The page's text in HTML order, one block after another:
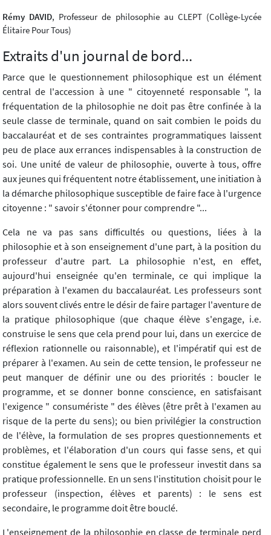
Rémy DAVID, Professeur de philosophie au CLEPT (Collège-Lycée
Élitaire Pour Tous)
Extraits d'un journal de bord...
Parce que le questionnement philosophique est un élément
central de l'accession à une " citoyenneté responsable ", la
fréquentation de la philosophie ne doit pas être confinée à la
seule classe de terminale, quand on sait combien le poids du
baccalauréat et de ses contraintes programmatiques laissent
peu de place aux errances indispensables à la construction de
soi. Une unité de valeur de philosophie, ouverte à tous, offre
aux jeunes qui fréquentent notre établissement, une initiation à
la démarche philosophique susceptible de faire face à l'urgence
citoyenne : " savoir s'étonner pour comprendre "...
Cela ne va pas sans difficultés ou questions, liées à la
philosophie et à son enseignement d'une part, à la position du
professeur d'autre part. La philosophie n'est, en effet,
aujourd'hui enseignée qu'en terminale, ce qui implique la
préparation à l'examen du baccalauréat. Les professeurs sont
alors souvent clivés entre le désir de faire partager l'aventure de
la pratique philosophique (que chaque élève s'engage, i.e.
construise le sens que cela prend pour lui, dans un exercice de
réflexion rationnelle ou raisonnable), et l'impératif qui est de
préparer à l'examen. Au sein de cette tension, le professeur ne
peut manquer de définir une ou des priorités : boucler le
programme, et se donner bonne conscience, en satisfaisant
l'exigence " consumériste " des élèves (être prêt à l'examen au
risque de la perte du sens); ou bien privilégier la construction
de l'élève, la formulation de ses propres questionnements et
problèmes, et l'élaboration d'un cours qui fasse sens, et qui
constitue également le sens que le professeur investit dans sa
pratique professionnelle. En un sens l'institution choisit pour le
professeur (inspection, élèves et parents) : le sens est
secondaire, le programme doit être bouclé.
L'enseignement de la philosophie en classe de terminale perd